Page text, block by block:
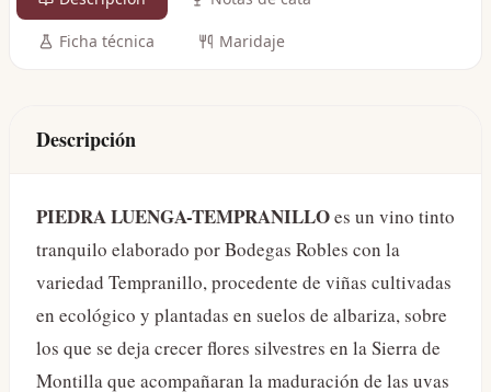
Ficha técnica Maridaje
Descripción
PIEDRA LUENGA-TEMPRANILLOes un vino tinto
tranquilo elaborado por Bodegas Robles con la
variedad Tempranillo, procedente de viñas cultivadas
en ecológico y plantadas en suelos de albariza, sobre
los que se deja crecer flores silvestres en la Sierra de
Montilla que acompañaran la maduración de las uvas